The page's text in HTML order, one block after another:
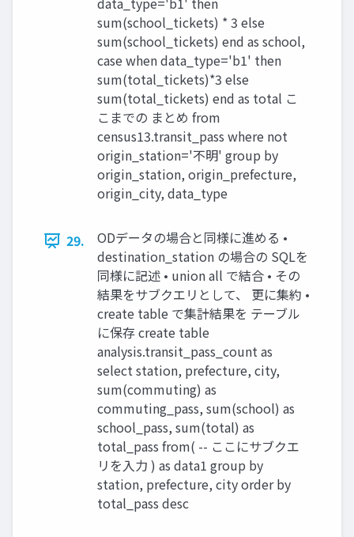
sum(school_tickets) * 3 else
sum(school_tickets) end as school,
case when data_type='b1' then
sum(total_tickets)*3 else
sum(total_tickets) end as total こ
こまでの まとめ from
census13.transit_pass where not
origin_station='不明' group by
origin_station, origin_prefecture,
origin_city, data_type
29.
ODデータの場合と同様に進める •
destination_station の場合の SQLを
同様に記述 • union all で結合 • その
結果をサブクエリとして、 更に集約 •
create table で集計結果を テーブル
に保存 create table
analysis.transit_pass_count as
select station, prefecture, city,
sum(commuting) as
commuting_pass, sum(school) as
school_pass, sum(total) as
total_pass from( -- ここにサブクエ
リを入力 ) as data1 group by
station, prefecture, city order by
total_pass desc